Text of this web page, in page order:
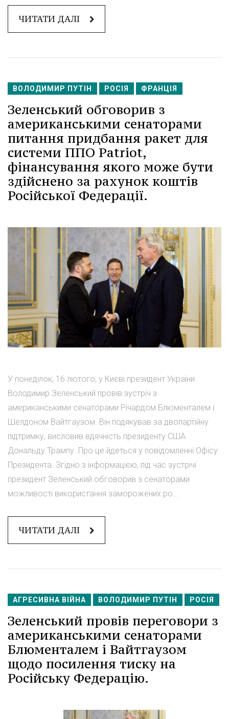
ЧИТАТИ ДАЛІ
ВОЛОДИМИР ПУТІН РОСІЯ ФРАНЦІЯ
Зеленський обговорив з
американськими сенаторами
питання придбання ракет для
системи ППО Patriot,
фінансування якого може бути
здійснено за рахунок коштів
Російської Федерації.
У понеділок, 16 лютого, у Києві президент України
Володимир Зеленський провів зустріч з
американськими сенаторами Річардом Блюменталем і
Шелдоном Вайтгаузом. Він подякував за двопартійну
підтримку, висловив вдячність президенту США
Дональду Трампу. Про це йдеться у повідомленні Офісу
Президента. Згідно з інформацією, під час зустрічі
президент Зеленський обговорив з сенаторами
можливості використання заморожених ро...
ЧИТАТИ ДАЛІ
АГРЕСИВНА ВІЙНА ВОЛОДИМИР ПУТІН РОСІЯ
Зеленський провів переговори з
американськими сенаторами
Блюменталем і Вайтгаузом
щодо посилення тиску на
Російську Федерацію.